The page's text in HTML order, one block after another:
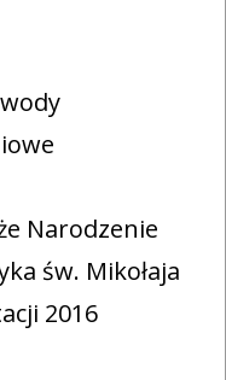
Narodzenie
św. Mikołaja
2016